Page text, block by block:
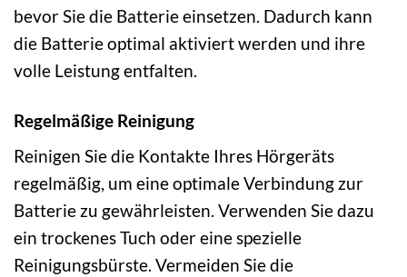
bevor Sie die Batterie einsetzen. Dadurch kann
die Batterie optimal aktiviert werden und ihre
volle Leistung entfalten.
Regelmäßige Reinigung
Reinigen Sie die Kontakte Ihres Hörgeräts
regelmäßig, um eine optimale Verbindung zur
Batterie zu gewährleisten. Verwenden Sie dazu
ein trockenes Tuch oder eine spezielle
Reinigungsbürste. Vermeiden Sie die